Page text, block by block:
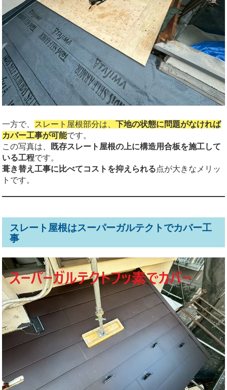
一方で、 スレート屋根部分は、
下地の状態に問題がなければ
カバー工事が可能です。
この写真は、 既存スレート屋根の上に構造用合板を施工して
いる工程です。
葺き替え工事に比べてコストを抑えられる点が大きなメリッ
トです。
スレート屋根はスーパーガルテクトでカバー工
事